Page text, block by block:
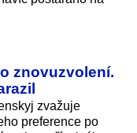
znovuzvolení.
zvažuje
preference po